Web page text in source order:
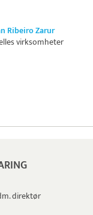
Ribeiro Zarur
virksomheter
direktør